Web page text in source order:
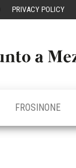
PRIVACY POLICY
FROSINONE